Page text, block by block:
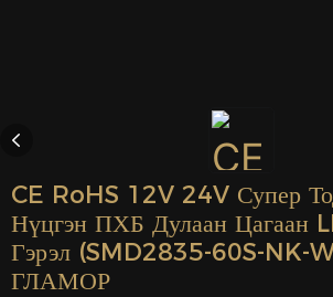
CE RoHS 12V 24V Супер
Нүцгэн ПХБ Дулаан Цагаан
Гэрэл (SMD2835-60S-NK-
ГЛАМОР